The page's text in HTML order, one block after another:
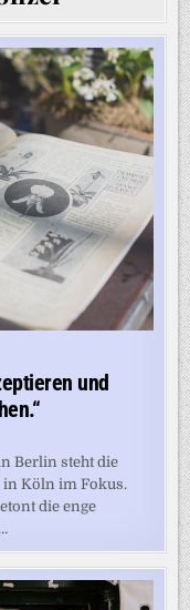
und
Berlin steht die
in Köln im Fokus.
die enge